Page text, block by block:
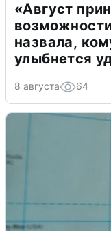
«Август
назвала,
улыбнется
8 августа 64